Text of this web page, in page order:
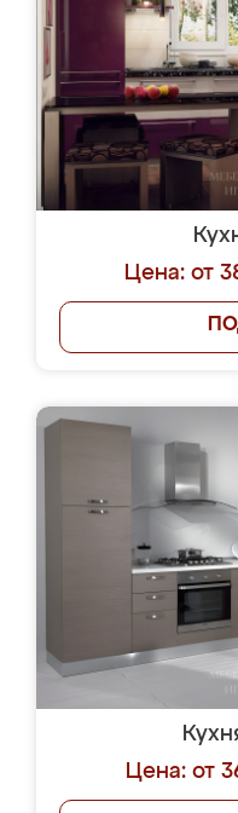
Цена: от
Цена: от